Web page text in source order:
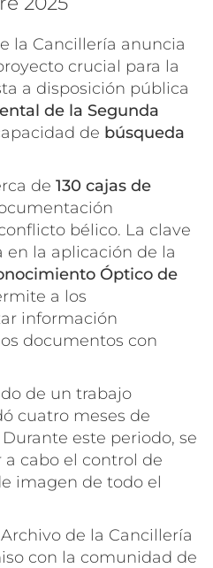
la Cancillería anuncia
crucial para la
a disposición pública
de la Segunda
de búsqueda
de 130 cajas de
bélico. La clave
en la aplicación de la
Óptico de
a los
información
documentos con
de un trabajo
cuatro meses de
este periodo, se
cabo el control de
imagen de todo el
de la Cancillería
con la comunidad de